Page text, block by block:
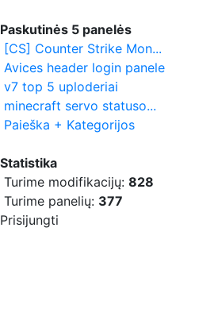
Paskutinės 5 panelės
[CS] Counter Strike Mon...
Avices header login panele
v7 top 5 uploderiai
minecraft servo statuso...
Paieška + Kategorijos
Statistika
Turime modifikacijų: 828
Turime panelių: 377
Prisijungti